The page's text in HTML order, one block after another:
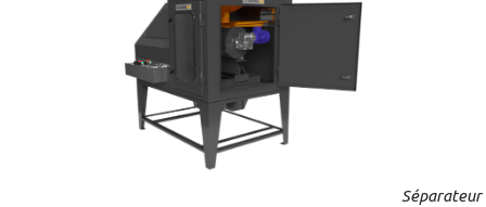
Séparateur